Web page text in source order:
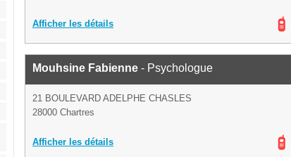
Afficher les détails
Mouhsine Fabienne - Psychologue
21 BOULEVARD ADELPHE CHASLES
28000 Chartres
Afficher les détails